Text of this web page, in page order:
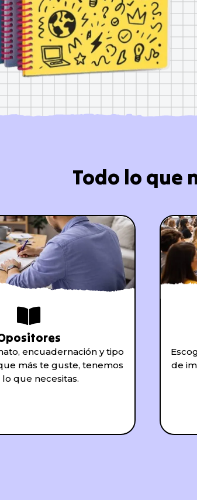
Todo lo que
encuadernación y tipo
más te guste, tenemos
que necesitas.
de